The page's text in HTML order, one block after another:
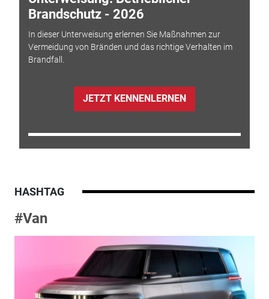
Brandschutz - 2026
In dieser Unterweisung erlernen Sie Maßnahmen zur
Vermeidung von Bränden und das richtige Verhalten im
Brandfall.
JETZT KENNENLERNEN
HASHTAG
#Van